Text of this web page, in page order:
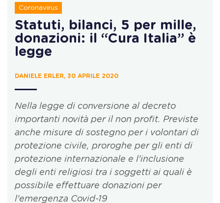
Coronavirus
Statuti, bilanci, 5 per mille,
donazioni: il “Cura Italia” è
legge
DANIELE ERLER, 30 APRILE 2020
Nella legge di conversione al decreto
importanti novità per il non profit. Previste
anche misure di sostegno per i volontari di
protezione civile, proroghe per gli enti di
protezione internazionale e l'inclusione
degli enti religiosi tra i soggetti ai quali è
possibile effettuare donazioni per
l'emergenza Covid-19